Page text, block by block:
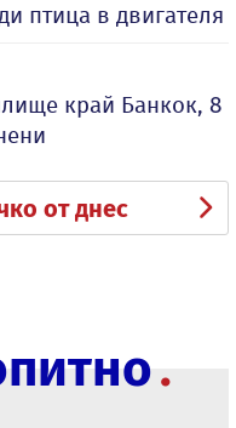
птица в двигателя
край Банкок, 8
от днес